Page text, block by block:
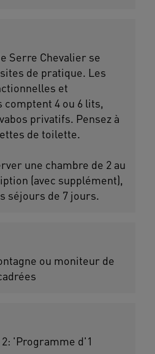
Serre Chevalier se
de pratique. Les
et
4 ou 6 lits,
privatifs. Pensez à
de toilette.
une chambre de 2 au
(avec supplément),
séjours de 7 jours.
ou moniteur de
'Programme d'1